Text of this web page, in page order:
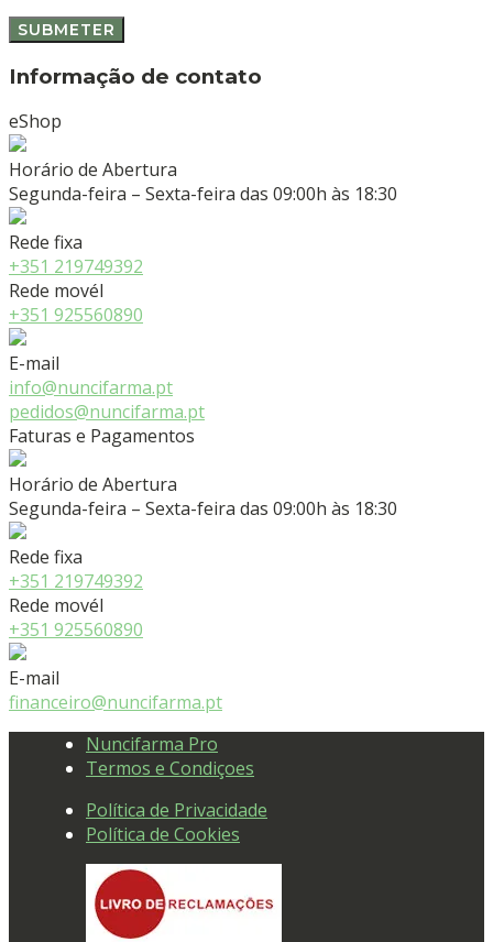
Informação de contato
eShop
Horário de Abertura
Segunda-feira – Sexta-feira das 09:00h às 18:30
Rede fixa
+351 219749392
Rede movél
+351 925560890
E-mail
info@nuncifarma.pt
pedidos@nuncifarma.pt
Faturas e Pagamentos
Horário de Abertura
Segunda-feira – Sexta-feira das 09:00h às 18:30
Rede fixa
+351 219749392
Rede movél
+351 925560890
E-mail
financeiro@nuncifarma.pt
Nuncifarma Pro
Termos e Condiçoes
Política de Privacidade
Política de Cookies